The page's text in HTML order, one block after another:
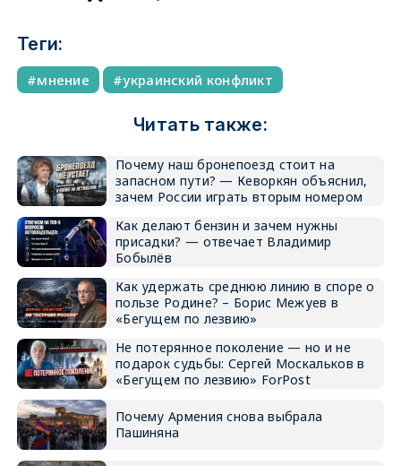
Теги:
мнение украинский конфликт
Читать также:
Почему наш бронепоезд стоит на
запасном пути? — Кеворкян объяснил,
зачем России играть вторым номером
Как делают бензин и зачем нужны
присадки? — отвечает Владимир
Бобылёв
Как удержать среднюю линию в споре о
пользе Родине? – Борис Межуев в
«Бегущем по лезвию»
Не потерянное поколение — но и не
подарок судьбы: Сергей Москальков в
«Бегущем по лезвию» ForPost
Почему Армения снова выбрала
Пашиняна